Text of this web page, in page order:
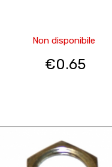
Non disponibile
€0.65